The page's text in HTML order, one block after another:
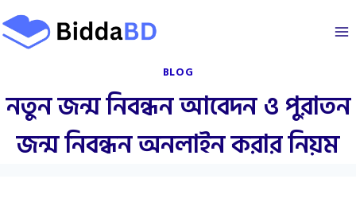
Skip
to
BLOG
নতুন জন্ম নিবন্ধন আবেদন ও পুরাতন
জন্ম নিবন্ধন অনলাইন করার নিয়ম